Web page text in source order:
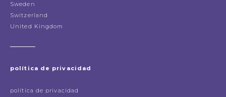
Sweden
Switzerland
United Kingdom
política de privacidad
política de privacidad